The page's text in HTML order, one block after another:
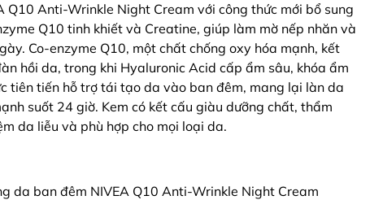
Q10 Anti-Wrinkle Night Cream với công thức mới bổ sung
Q10 tinh khiết và Creatine, giúp làm mờ nếp nhăn và
Co-enzyme Q10, một chất chống oxy hóa mạnh, kết
hồi da, trong khi Hyaluronic Acid cấp ẩm sâu, khóa ẩm
tiên tiến hỗ trợ tái tạo da vào ban đêm, mang lại làn da
suốt 24 giờ. Kem có kết cấu giàu dưỡng chất, thẩm
da liễu và phù hợp cho mọi loại da.
da ban đêm NIVEA Q10 Anti-Wrinkle Night Cream